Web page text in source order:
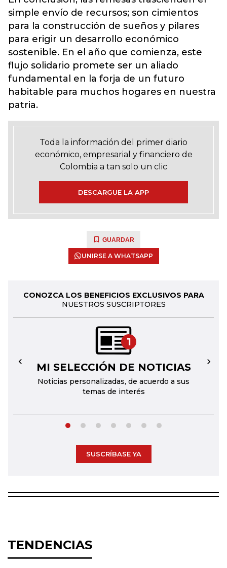
simple envío de recursos; son cimientos
para la construcción de sueños y pilares
para erigir un desarrollo económico
sostenible. En el año que comienza, este
flujo solidario promete ser un aliado
fundamental en la forja de un futuro
habitable para muchos hogares en nuestra
patria.
Toda la información del primer diario
económico, empresarial y financiero de
Colombia a tan solo un clic
DESCARGUE LA APP
GUARDAR
UNIRSE A WHATSAPP
CONOZCA LOS BENEFICIOS EXCLUSIVOS PARA
NUESTROS SUSCRIPTORES
1
MI SELECCIÓN DE NOTICIAS
Noticias personalizadas, de acuerdo a sus
temas de interés
← →
SUSCRÍBASE YA
TENDENCIAS